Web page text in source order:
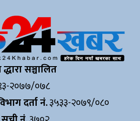
सञ्चालित
२०७७/०७८
दर्ता नं.३५३३-२०७९/०८०